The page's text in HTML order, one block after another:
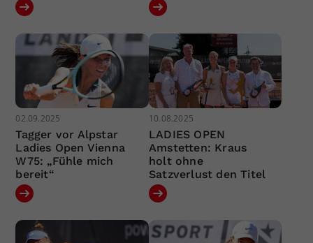
02.09.2025
Tagger vor Alpstar
Ladies Open Vienna
W75: „Fühle mich
bereit“
10.08.2025
LADIES OPEN
Amstetten: Kraus
holt ohne
Satzverlust den Titel